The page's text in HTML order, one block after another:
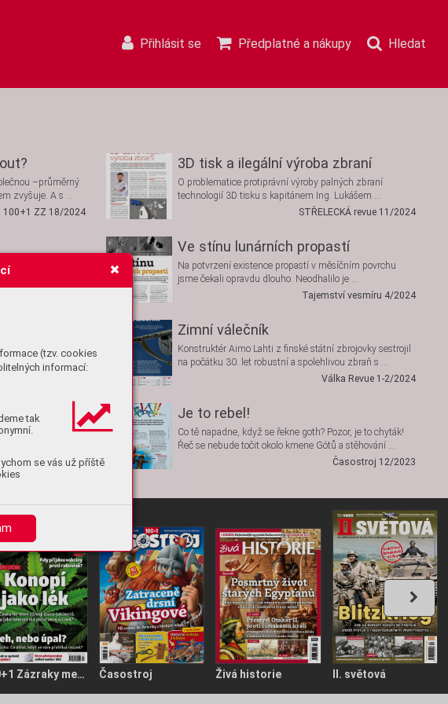
(tzv. cookies
informací:
tak
se vás už příště
Přihlásit se Předplatné a nákupy Hledat
–průměrný
zvyšuje. A s …
100+1 ZZ 18/2024
3D tisk a ilegální výroba zbraní
O problematice protiprávní výroby palných zbraní
technologií 3D tisku s kapitánem Ing. Lukášem …
STŘELECKÁ revue 11/2024
tříkolek a 1 380
hadráci …
Ve stínu lunárních propastí
Na potvrzení existence propastí v měsíčním povrchu
jsme čekali opravdu dlouho. Neodhalilo je …
Tajemství vesmíru 4/2024
li muž, který již
se můžete …
Zimní válečník
Konstruktér Aimo Lahti z finské státní zbrojovky sestrojil
na počátku 30. let robustní a spolehlivou zbraň s …
Válka Revue 1-2/2024
který se kdy
Classic Rock 4
Je to rebel!
Co tě napadne, když se řekne goth? Pozor, je to chyták!
Řeč se nebude točit okolo kmene Gótů a stěhování …
Časostroj 12/2023
100+1 Zázraky medicíny Časostroj Živá historie II. světová